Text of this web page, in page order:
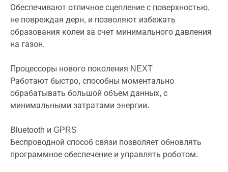
Обеспечивают отличное сцепление с поверхностью,
не повреждая дерн, и позволяют избежать
образования колеи за счет минимального давления
на газон.
Процессоры нового поколения NEXT
Работают быстро, способны моментально
обрабатывать большой объем данных, с
минимальными затратами энергии.
Bluetooth и GPRS
Беспроводной способ связи позволяет обновлять
программное обеспечение и управлять роботом.